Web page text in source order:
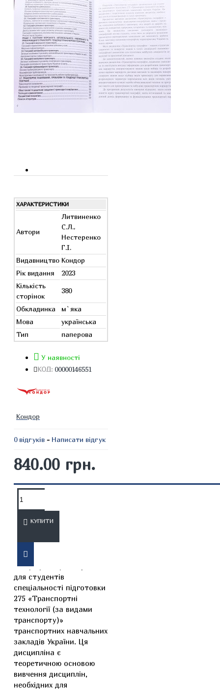
ХАРАКТЕРИСТИКИ
Автори
Литвиненко
С.Л.,
Нестеренко
Г.І.
Видавництво Кондор
Рік видання
2023
Кількість
сторінок
380
Обкладинка
м`яка
Мова
українська
Тип
паперова
У наявності
КОД: 00000146551
Кондор
0 відгуків - Написати відгук
840.00 грн.
КУПИТИ
ОПИС
Підручник «Транспортна
географія» пропонується
для студентів
спеціальності підготовки
275 «Транспортні
технології (за видами
транспорту)»
транспортних навчальних
закладів України. Ця
дисципліна є
теоретичною основою
вивчення дисциплін,
необхідних для